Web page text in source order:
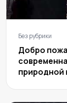
Без рубрики
Добро
природной